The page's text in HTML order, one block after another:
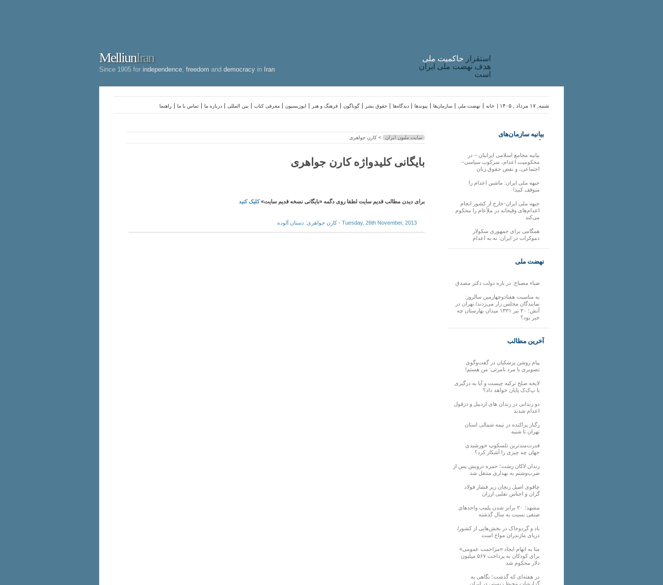
MelliunIran
Since 1905 for independence freedom and democracy in Iran
استقرار حاکميت ملی
هدف نهضت ملی ایران
است
راهنما تماس با ما درباره ما بین المللی معرفی کتاب اپوزیسیون فرهنگ و هنر گوناگون حقوق بشر دیدگاه‌ها پیوندها سازمان‌ها نهضت ملی خانه شنبه, ۱۷ مرداد , ۱۴۰۵ |
سایت ملیون ایران > کارن جواهری
بایگانی کلیدواژه کارن جواهری
برای دیدن مطالب قدیم سایت لطفا روی دگمه «بایگانی نسخه قدیم سایت»کلیک کنید
Tuesday, 26th November, 2013 - کارن جواهری: دستان آلوده
بیانیه سازمان‌های
ملی
بیانیه مجامع اسلامی ایرانیان – در
محکومیت اعدام، سرکوب سیاسی–
اجتماعی، و نقض حقوق زنان
جبهه ملی ایران: ماشین اعدام را
متوقف کنید!
جبهه ملی ایران-خارج از کشور انجام
اعدام‌های وقیحانه در ملأِعام را محکوم
می‌کند
همگامی برای جمهوری سکولار
دموکرات در ایران: نه به اعدام
نهضت ملی
ضیاء مصباح: در باره دولت دکتر مصدق
به مناسبت هفتادوچهارمین سالروز:
نمایندگان مجلس زار می‌زدند/ تهران در
آتش؛ ۳۰ تیر ۱۳۳۱ میدان بهارستان چه
خبر بود؟
آخرین مطالب
پیام روشن پزشکیان در گفت‌و‌گوی
تصویری با مرد نامرئی: من هستم!
لایحه صلح ترکیه چیست و آیا به درگیری
با پ‌ک‌ک پایان خواهد داد؟
دو زندانی در زندان های اردبیل و دزفول
اعدام شدند
رگبار پراکنده در نیمه شمالی استان
تهران تا شنبه
قدرت‌مندترین تلسکوپ خورشیدی
جهان چه چیزی را آشکار کرد؟
زندان لاکان رشت؛ حمزه درویش پس از
ضرب‌وشتم به بهداری منتقل شد
چاقوی اصیل زنجان زیر فشار فولاد
گران و اجناس تقلبی ارزان
مشهد؛ ۲۰ برابر شدن پلمب واحدهای
صنفی نسبت به سال گذشته
باد و گردوخاک در بخش‌هایی از کشور/
دریای مازندران مواج است
متا به اتهام ایجاد «مزاحمت عمومی»
برای کودکان به پرداخت ۵۶۷ میلیون
دلار محکوم شد
در هفته‌ای که گذشت؛ نگاهی به
گزارشات محیط زیستی در ایران